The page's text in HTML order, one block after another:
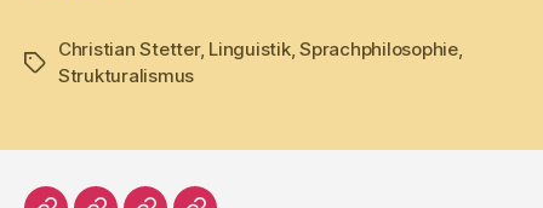
Tags
Christian Stetter, Linguistik,Sprachphilosophie,
Strukturalismus